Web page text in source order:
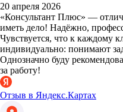
20 апреля 2026
«Консультант Плюс» —
иметь дело! Надёжно,
Чувствуется, что к каждому
индивидуально: понимают
Однозначно буду
за работу!
Отзыв в Яндекс.Картах